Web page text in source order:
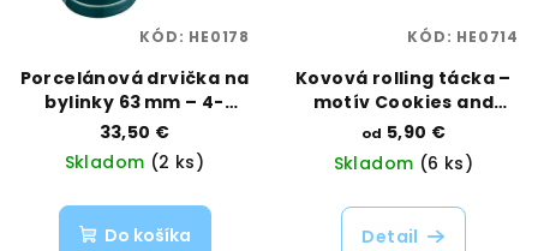
Porcelánová drvička na
bylinky 63 mm – 4-
dielna, zelená | Champ
High | Vaporama
33,50 €
Skladom (2 ks)
Do košíka
KÓD: HE0178
Kovová rolling tácka –
motív Cookies and
Cream | Best Buds |
Vaporama
od 5,90 €
Skladom (6 ks)
Detail
KÓD: HE0714